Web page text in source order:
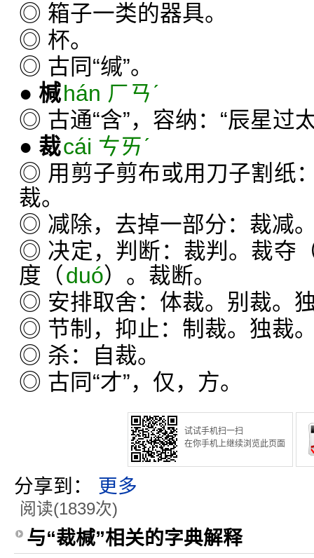
◎ 箱子一类的器具。
◎ 杯。
◎ 古同“缄”。
● 椷hán ㄏㄢˊ
◎ 古通“含”，容纳：“辰星过
● 裁cái ㄘㄞˊ
◎ 用剪子剪布或用刀子割纸
裁。
◎ 减除，去掉一部分：裁减
◎ 决定，判断：裁判。裁夺
度（duó）。裁断。
◎ 安排取舍：体裁。别裁。
◎ 节制，抑止：制裁。独裁
◎ 杀：自裁。
◎ 古同“才”，仅，方。
试试手机扫一扫
在你手机上继续浏览此页面
分享到： 更多
阅读(1839次)
与“裁椷”相关的字典解释